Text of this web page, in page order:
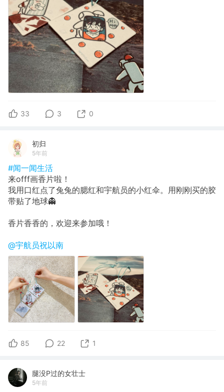
33 3 0
初归
5年前
#闻一闻生活
来offf画香片啦！
我用口红点了兔兔的腮红和宇航员的小红伞。用刚刚买的胶
带贴了地球👻
香片香香的，欢迎来参加哦！
@宇航员祝以南
85 22 1
腿没P过的女壮士
5年前